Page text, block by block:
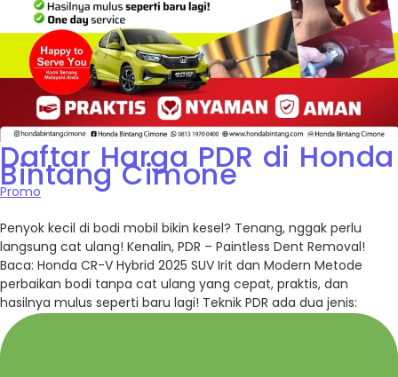
Daftar Harga PDR di Honda
Bintang Cimone
Promo
Penyok kecil di bodi mobil bikin kesel? Tenang, nggak perlu
langsung cat ulang! Kenalin, PDR – Paintless Dent Removal!
Baca: Honda CR-V Hybrid 2025 SUV Irit dan Modern Metode
perbaikan bodi tanpa cat ulang yang cepat, praktis, dan
hasilnya mulus seperti baru lagi! Teknik PDR ada dua jenis: